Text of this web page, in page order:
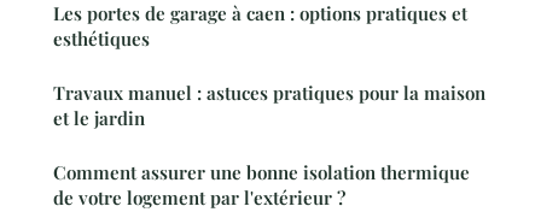
Les portes de garage à caen : options pratiques et
esthétiques
Travaux manuel : astuces pratiques pour la maison
et le jardin
Comment assurer une bonne isolation thermique
de votre logement par l'extérieur ?